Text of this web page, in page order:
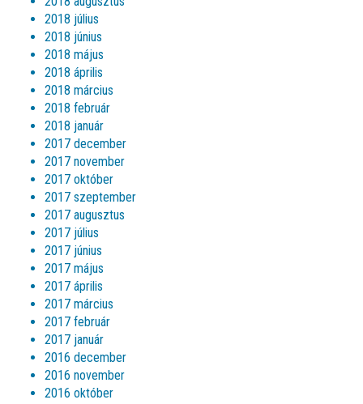
2018 július
2018 június
2018 május
2018 április
2018 március
2018 február
2018 január
2017 december
2017 november
2017 október
2017 szeptember
2017 augusztus
2017 július
2017 június
2017 május
2017 április
2017 március
2017 február
2017 január
2016 december
2016 november
2016 október